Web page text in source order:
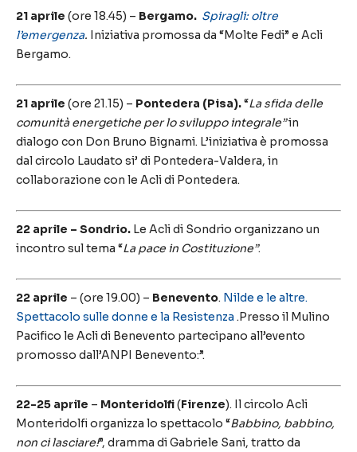
21 aprile (ore 18.45) – Bergamo. Spiragli:oltre
l’emergenza. Iniziativa promossa da “Molte Fedi” e Acli
Bergamo.
21 aprile (ore 21.15) – Pontedera (Pisa).“La sfida delle
comunità energetiche per lo sviluppo integrale”in
dialogo con Don Bruno Bignami. L’iniziativa è promossa
dal circolo Laudato si’ di Pontedera-Valdera, in
collaborazione con le Acli di Pontedera.
22 aprile – Sondrio. Le Acli di Sondrio organizzano un
incontro sul tema “Lapace in Costituzione”.
22 aprile – (ore 19.00) – Benevento. Nilde e le altre.
Spettacolo sulle donne e la Resistenza .Presso il Mulino
Pacifico le Acli di Benevento partecipano all’evento
promosso dall’ANPI Benevento:”.
22-25 aprile – Monteridolfi(Firenze). Il circolo Acli
Monteridolfi organizza lo spettacolo “Babbino, babbino,
non ci lasciare!”, dramma di Gabriele Sani, tratto da